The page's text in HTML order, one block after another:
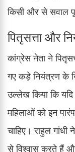
किसी और से सवाल
पितृसत्ता और
कांग्रेस नेता ने
गए कड़े नियंत्रण के
उल्लेख किया कि यदि
महिलाओं को इन
चाहिए। राहुल गांधी
से विश्वास करते हैं